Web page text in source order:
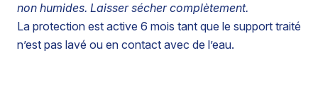
non humides. Laisser sécher complètement.
La protection est active 6 mois tant que le support traité
n’est pas lavé ou en contact avec de l’eau.